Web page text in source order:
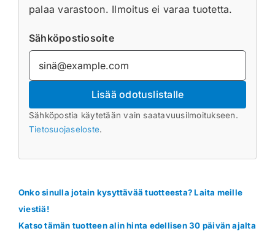
palaa varastoon. Ilmoitus ei varaa tuotetta.
Sähköpostiosoite
Lisää odotuslistalle
Sähköpostia käytetään vain saatavuusilmoitukseen.
Tietosuojaseloste.
Onko sinulla jotain kysyttävää tuotteesta? Laita meille
viestiä!
Katso tämän tuotteen alin hinta edellisen 30 päivän ajalta